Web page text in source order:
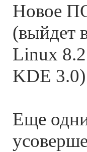
Новое
(выйдет
Linux
KDE
Еще